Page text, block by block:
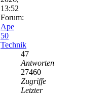
13:52
Forum:
Ape
50
Technik
47
Antworten
27460
Zugriffe
Letzter